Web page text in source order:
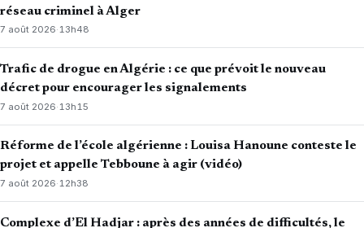
réseau criminel à Alger
7 août 2026·13h48
Trafic de drogue en Algérie : ce que prévoit le nouveau
décret pour encourager les signalements
7 août 2026· 13h15
Réforme de l’école algérienne : Louisa Hanoune conteste le
projet et appelle Tebboune à agir (vidéo)
7 août 2026·12h38
Complexe d’El Hadjar : après des années de difficultés, le